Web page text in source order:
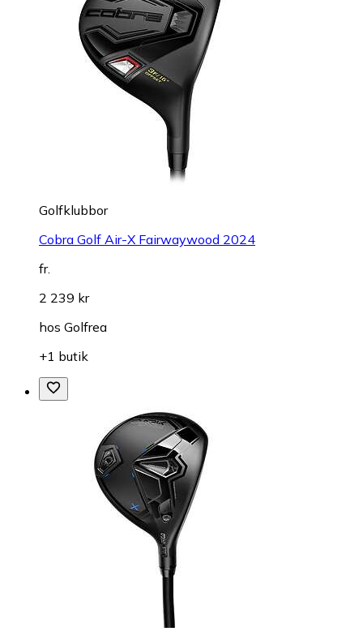
Golfklubbor
Cobra Golf Air-X Fairwaywood 2024
fr.
2 239 kr
hos Golfrea
+1 butik